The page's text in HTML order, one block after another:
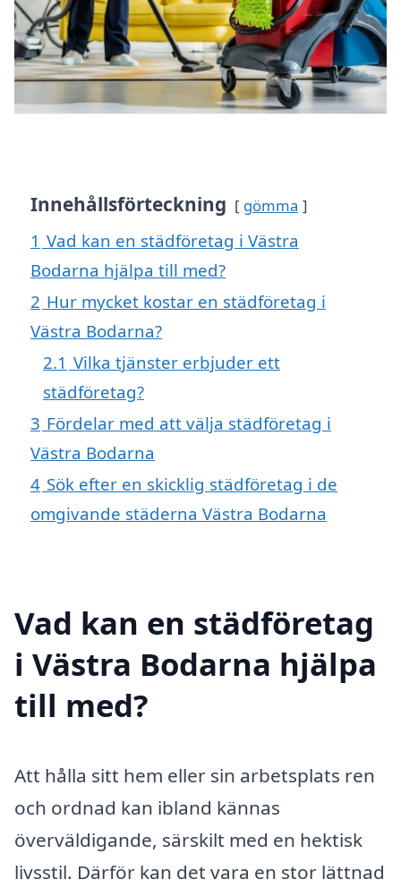
Innehållsförteckning gömma
1 Vad kan en städföretag i Västra
Bodarna hjälpa till med?
2 Hur mycket kostar en städföretag i
Västra Bodarna?
2.1 Vilka tjänster erbjuder ett
städföretag?
3 Fördelar med att välja städföretag i
Västra Bodarna
4 Sök efter en skicklig städföretag i de
omgivande städerna Västra Bodarna
Vad kan en städföretag
i Västra Bodarna hjälpa
till med?
Att hålla sitt hem eller sin arbetsplats ren
och ordnad kan ibland kännas
överväldigande, särskilt med en hektisk
livsstil. Därför kan det vara en stor lättnad